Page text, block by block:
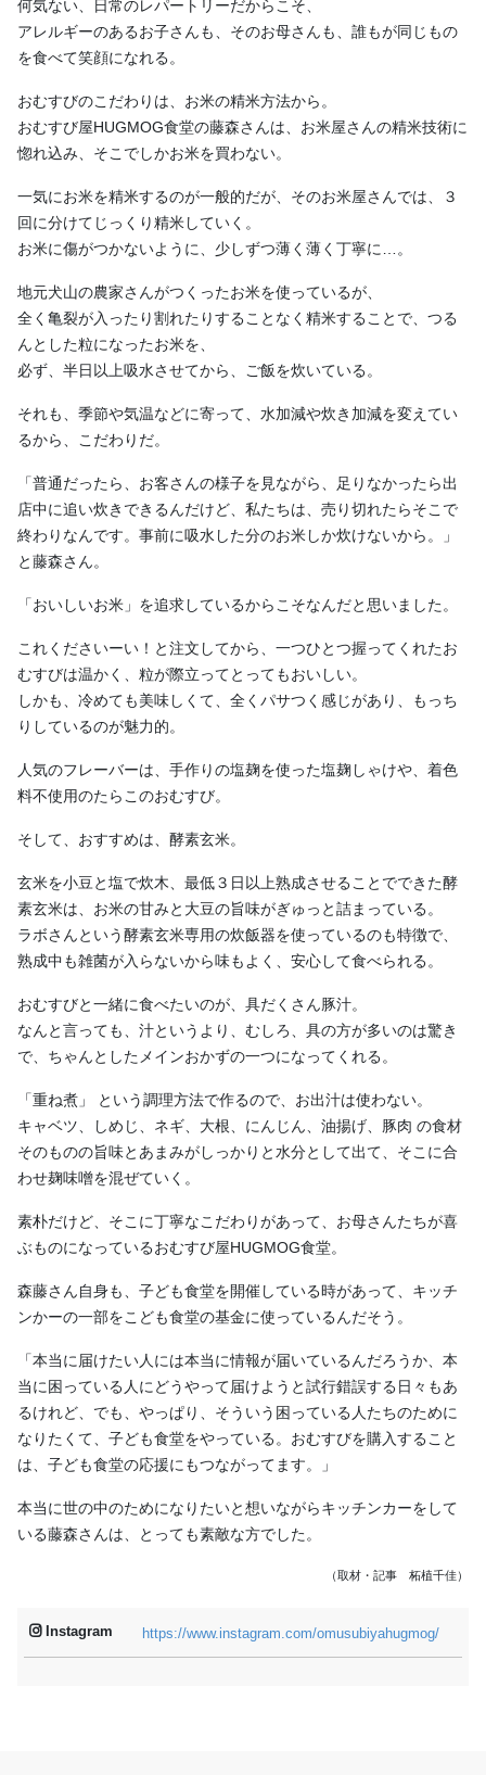
何気ない、日常のレパートリーだからこそ、
アレルギーのあるお子さんも、そのお母さんも、誰もが同じもの
を食べて笑顔になれる。
おむすびのこだわりは、お米の精米方法から。
おむすび屋HUGMOG食堂の藤森さんは、お米屋さんの精米技術に
惚れ込み、そこでしかお米を買わない。
一気にお米を精米するのが一般的だが、そのお米屋さんでは、３
回に分けてじっくり精米していく。
お米に傷がつかないように、少しずつ薄く薄く丁寧に…。
地元犬山の農家さんがつくったお米を使っているが、
全く亀裂が入ったり割れたりすることなく精米することで、つる
んとした粒になったお米を、
必ず、半日以上吸水させてから、ご飯を炊いている。
それも、季節や気温などに寄って、水加減や炊き加減を変えてい
るから、こだわりだ。
「普通だったら、お客さんの様子を見ながら、足りなかったら出
店中に追い炊きできるんだけど、私たちは、売り切れたらそこで
終わりなんです。事前に吸水した分のお米しか炊けないから。」
と藤森さん。
「おいしいお米」を追求しているからこそなんだと思いました。
これくださいーい！と注文してから、一つひとつ握ってくれたお
むすびは温かく、粒が際立ってとってもおいしい。
しかも、冷めても美味しくて、全くパサつく感じがあり、もっち
りしているのが魅力的。
人気のフレーバーは、手作りの塩麹を使った塩麹しゃけや、着色
料不使用のたらこのおむすび。
そして、おすすめは、酵素玄米。
玄米を小豆と塩で炊木、最低３日以上熟成させることでできた酵
素玄米は、お米の甘みと大豆の旨味がぎゅっと詰まっている。
ラボさんという酵素玄米専用の炊飯器を使っているのも特徴で、
熟成中も雑菌が入らないから味もよく、安心して食べられる。
おむすびと一緒に食べたいのが、具だくさん豚汁。
なんと言っても、汁というより、むしろ、具の方が多いのは驚き
で、ちゃんとしたメインおかずの一つになってくれる。
「重ね煮」 という調理方法で作るので、お出汁は使わない。
キャベツ、しめじ、ネギ、大根、にんじん、油揚げ、豚肉 の食材
そのものの旨味とあまみがしっかりと水分として出て、そこに合
わせ麹味噌を混ぜていく。
素朴だけど、そこに丁寧なこだわりがあって、お母さんたちが喜
ぶものになっているおむすび屋HUGMOG食堂。
森藤さん自身も、子ども食堂を開催している時があって、キッチ
ンかーの一部をこども食堂の基金に使っているんだそう。
「本当に届けたい人には本当に情報が届いているんだろうか、本
当に困っている人にどうやって届けようと試行錯誤する日々もあ
るけれど、でも、やっぱり、そういう困っている人たちのために
なりたくて、子ども食堂をやっている。おむすびを購入すること
は、子ども食堂の応援にもつながってます。」
本当に世の中のためになりたいと想いながらキッチンカーをして
いる藤森さんは、とっても素敵な方でした。
（取材・記事 柘植千佳）
Instagram https://www.instagram.com/omusubiyahugmog/